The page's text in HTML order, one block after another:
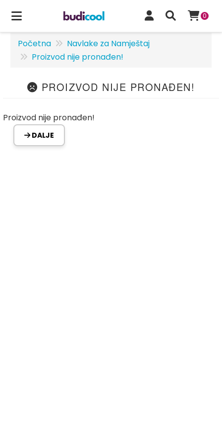
0
Početna
Navlake za Namještaj
Proizvod nije pronađen!
PROIZVOD NIJE PRONAĐEN!
Proizvod nije pronađen!
DALJE